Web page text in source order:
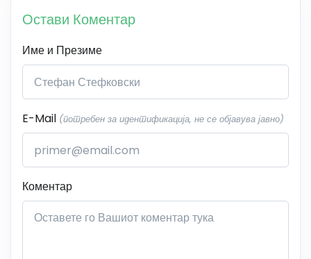
Остави Коментар
Име и Презиме
E-Mail (потребен за идентификација, не се објавува јавно)
Коментар